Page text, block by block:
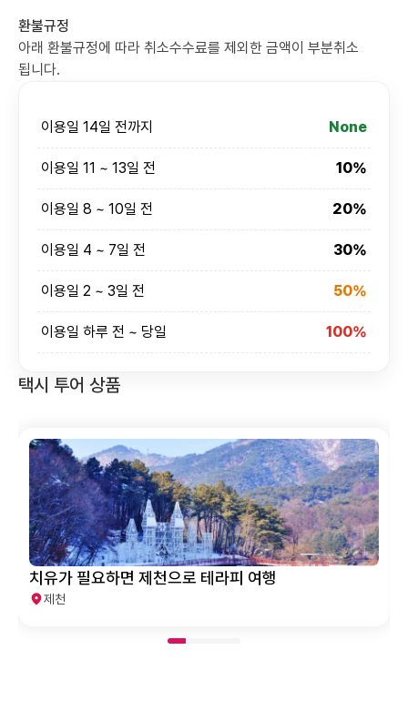
환불규정
아래 환불규정에 따라 취소수수료를 제외한 금액이 부분취소
됩니다.
이용일 14일 전까지 None
이용일 11 ~ 13일 전 10%
이용일 8 ~ 10일 전 20%
이용일 4 ~ 7일 전 30%
이용일 2 ~ 3일 전 50%
이용일 하루 전 ~ 당일 100%
택시 투어 상품
잘 살아가고 있으니 떠나자~ 제천으로~!
제천